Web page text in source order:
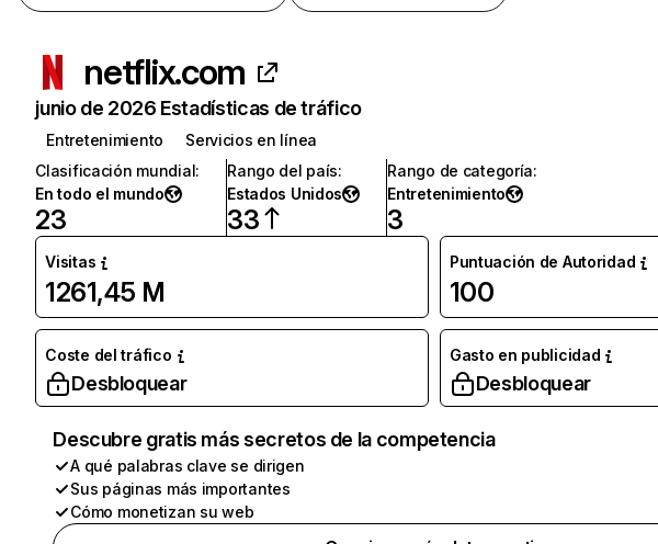
netflix.com
junio de 2026 Estadísticas de tráfico
Entretenimiento
Servicios en línea
Clasificación mundial:
En todo el mundo
23
Rango del país:
Estados Unidos
33
Rango de categoría:
Entretenimiento
3
Visitas
1261,45 M
Puntuación de Autoridad
100
Coste del tráfico
Desbloquear
Gasto en publicidad
Desbloquear
Descubre gratis más secretos de la competencia
A qué palabras clave se dirigen
Sus páginas más importantes
Cómo monetizan su web